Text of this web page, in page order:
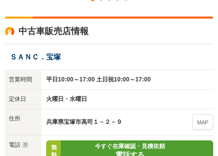
中古車販売店情報
ＳＡＮＣ．宝塚
営業時間 平日10:00～17:00 土日祝10:00～17:00
定休日 火曜日・水曜日
住所 兵庫県宝塚市高司１－２－９ MAP
電話
無
今すぐ在庫確認・見積依頼